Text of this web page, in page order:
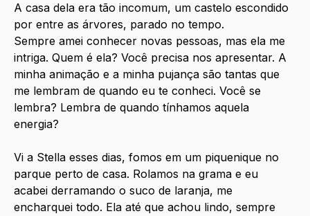
A casa dela era tão incomum, um castelo escondido
por entre as árvores, parado no tempo.
Sempre amei conhecer novas pessoas, mas ela me
intriga. Quem é ela? Você precisa nos apresentar. A
minha animação e a minha pujança são tantas que
me lembram de quando eu te conheci. Você se
lembra? Lembra de quando tínhamos aquela
energia?
Vi a Stella esses dias, fomos em um piquenique no
parque perto de casa. Rolamos na grama e eu
acabei derramando o suco de laranja, me
encharquei todo. Ela até que achou lindo, sempre